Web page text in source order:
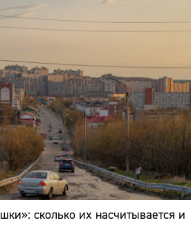
сколько их насчитывается и